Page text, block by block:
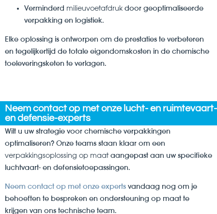
Verminderd milieuvoetafdruk door geoptimaliseerde
verpakking en logistiek.
Elke oplossing is ontworpen om de prestaties te verbeteren
en tegelijkertijd de totale eigendomskosten in de chemische
toeleveringsketen te verlagen.
Neem contact op met onze lucht- en ruimtevaart-
en defensie-experts
Wilt u uw strategie voor chemische verpakkingen
optimaliseren? Onze teams staan klaar om een
verpakkingsoplossing op maataangepast aan uw specifieke
luchtvaart- en defensietoepassingen.
Neem contact op met onze experts vandaag nog om je
behoeften te bespreken en ondersteuning op maat te
krijgen van ons technische team.